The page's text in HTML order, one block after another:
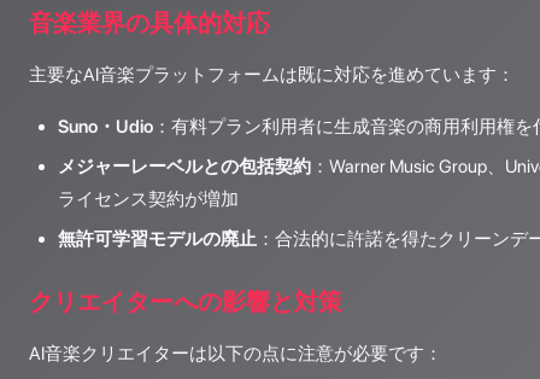
音楽業界の具体的対応
主要なAI音楽プラットフォームは既に対応を進めています：
Suno・Udio ：有料プラン利用者に生成音楽の商用利用権を
メジャーレーベルとの包括契約 ：Warner Music Group、
ライセンス契約が増加
無許可学習モデルの廃止 ：合法的に許諾を得たクリーンデ
クリエイターへの影響と対策
AI音楽クリエイターは以下の点に注意が必要です：